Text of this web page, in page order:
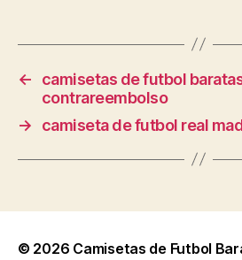
←
camisetas de futbol
contrareembolso
→
camiseta de futbol real
© 2026 Camisetas de Futbol